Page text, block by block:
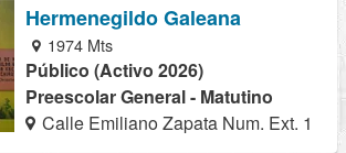
Hermenegildo Galeana
1974 Mts
Público (Activo 2026)
Preescolar General - Matutino
Calle Emiliano Zapata Num. Ext. 1